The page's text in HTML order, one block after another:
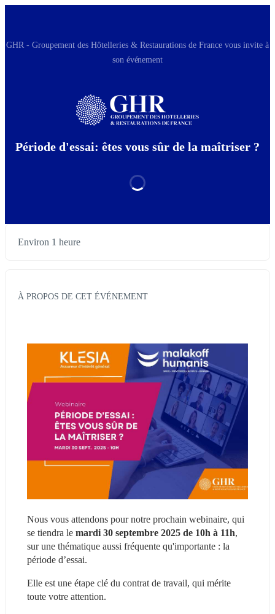
GHR - Groupement des Hôtelleries & Restaurations de France vous invite à
son événement
Période d'essai: êtes vous sûr de la maîtriser ?
Environ 1 heure
À PROPOS DE CET ÉVÉNEMENT
Nous vous attendons pour notre prochain webinaire, qui
se tiendra le mardi 30 septembre 2025 de 10h à 11h,
sur une thématique aussi fréquente qu'importante : la
période d’essai.
Elle est une étape clé du contrat de travail, qui mérite
toute votre attention.